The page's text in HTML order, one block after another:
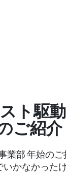
ト駆
ご紹介
業部 年始のご
かなかった